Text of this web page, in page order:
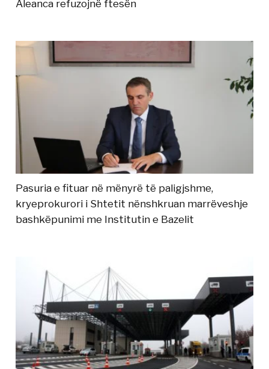
Aleanca refuzojnë ftesën
Pasuria e fituar në mënyrë të paligjshme,
kryeprokurori i Shtetit nënshkruan marrëveshje
bashkëpunimi me Institutin e Bazelit